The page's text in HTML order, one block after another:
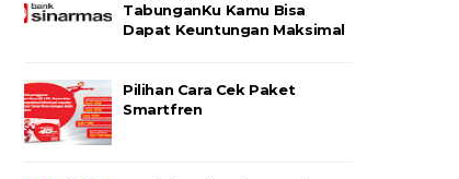
TabunganKu Kamu Bisa
Dapat Keuntungan Maksimal
Pilihan Cara Cek Paket
Smartfren